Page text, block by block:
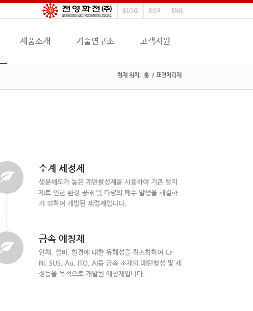
BLOG KOR ENG
제품소개 기술연구소 고객지원
현재 위치: 홈 / 표면처리제
수계 세정제
생분해도가 높은 계면활성제를 사용하여 기존 탈지
제로 인한 환경 공해 및 다량의 폐수 발생을 해결하
기 위하여 개발된 세정제입니다.
금속 에칭제
인체, 설비, 환경에 대한 유해성을 최소화하여 Cr-
Ni, SUS, Au, ITO, AI등 금속 소재의 패턴형성 및 세
정등을 목적으로 개발된 에칭제입니다.